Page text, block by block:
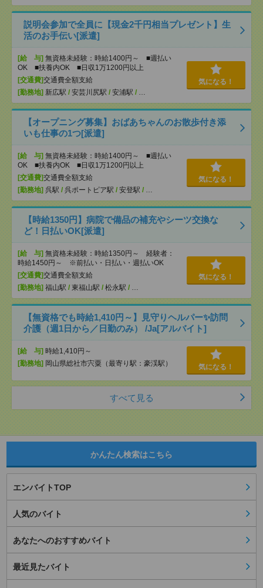
説明会参加で全員に【現金2千円相当プレゼント】生
活のお手伝い[派遣]
[給 与] 無資格未経験：時給1400円～ ■週払い
OK ■扶養内OK ■日収1万1200円以上
[交通費]交通費全額支給
[勤務地] 新広駅 / 安芸川尻駅 / 安浦駅 / …
気になる！
【オープニング募集】おばあちゃんのお散歩付き添
いも仕事の1つ[派遣]
[給 与] 無資格未経験：時給1400円～ ■週払い
OK ■扶養内OK ■日収1万1200円以上
[交通費]交通費全額支給
[勤務地] 呉駅 / 呉ポートピア駅 / 安登駅 / …
気になる！
【時給1350円】病院で備品の補充やシーツ交換な
ど！日払いOK[派遣]
[給 与] 無資格未経験：時給1350円～ 経験者：
時給1450円～ ※前払い・日払い・週払いOK
[交通費]交通費全額支給
[勤務地] 福山駅 / 東福山駅 / 松永駅 / …
気になる！
【無資格でも時給1,410円～】見守りヘルパー✨訪問
介護（週1日から／日勤のみ） /Ja[アルバイト]
[給 与] 時給1,410円～
[勤務地] 岡山県総社市宍粟（最寄り駅：豪渓駅） 気になる！
すべて見る
かんたん検索はこちら
エンバイトTOP
人気のバイト
あなたへのおすすめバイト
最近見たバイト